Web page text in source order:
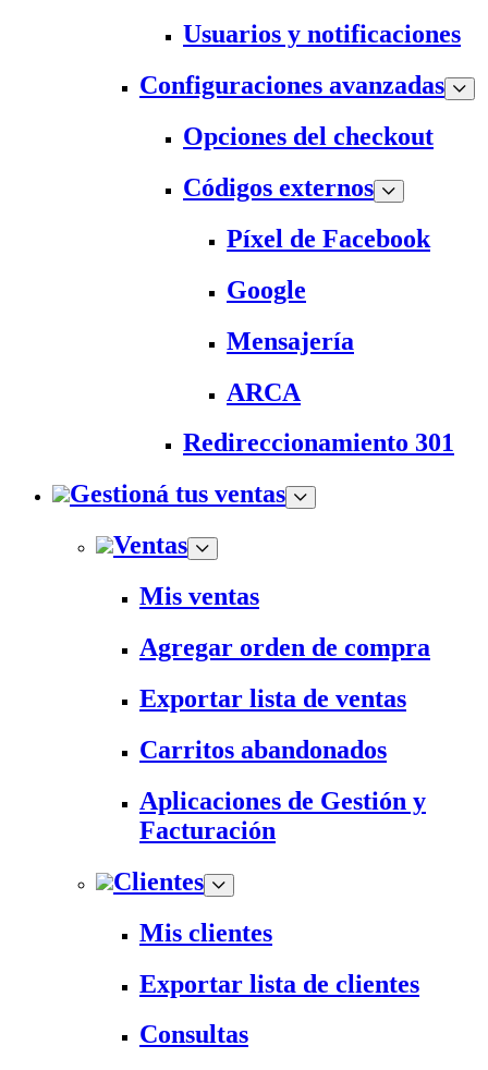
Usuarios y notificaciones
Configuraciones avanzadas
Opciones del checkout
Códigos externos
Píxel de Facebook
Google
Mensajería
ARCA
Redireccionamiento 301
Gestioná tus ventas
Ventas
Mis ventas
Agregar orden de compra
Exportar lista de ventas
Carritos abandonados
Aplicaciones de Gestión y
Facturación
Clientes
Mis clientes
Exportar lista de clientes
Consultas